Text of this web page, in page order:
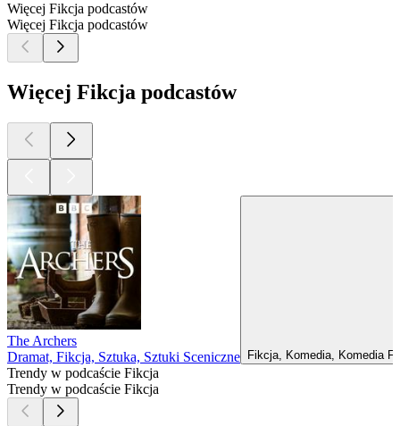
Więcej Fikcja podcastów
Więcej Fikcja podcastów
Więcej Fikcja podcastów
The Archers
Dramat, Fikcja, Sztuka, Sztuki Sceniczne
Fikcja, Komedia, Komedia
Trendy w podcaście Fikcja
Trendy w podcaście Fikcja